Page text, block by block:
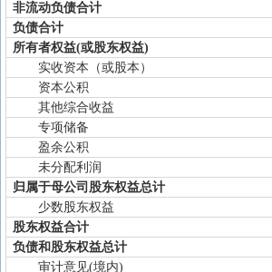
非流动负债合计
负债合计
所有者权益(或股东权益)
实收资本（或股本）
资本公积
其他综合收益
专项储备
盈余公积
未分配利润
归属于母公司股东权益总计
少数股东权益
股东权益合计
负债和股东权益总计
审计意见(境内)